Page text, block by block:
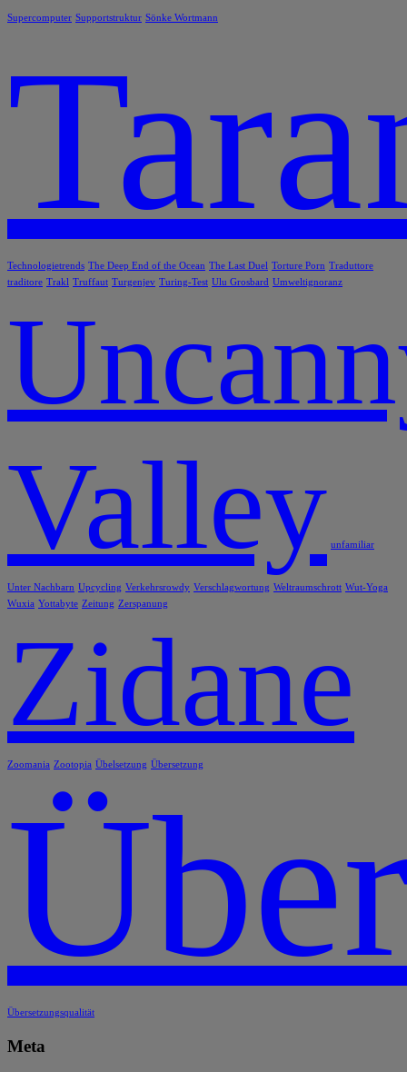
Supercomputer Supportstruktur Sönke Wortmann
Technologietrends The Deep End of the Ocean The Last Duel Torture Porn Traduttore
traditore Trakl Truffaut Turgenjev Turing-Test Ulu Grosbard Umweltignoranz
Valley unfamiliar
Unter Nachbarn Upcycling Verkehrsrowdy Verschlagwortung Weltraumschrott Wut-Yoga
Wuxia Yottabyte Zeitung Zerspanung
Zidane
Zoomania Zootopia Übelsetzung Übersetzung
Übersetzungsqualität
Meta